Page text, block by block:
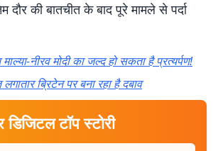
दौर की बातचीत के बाद पूरे मामले से पर्दा
नीरव मोदी का जल्द हो सकता है प्रत्यर्पण!
ब्रिटेन पर बना रहा है दबाव
टॉप स्टोरी